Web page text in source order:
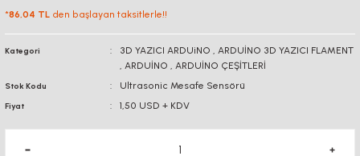
*86,04 TL den başlayan taksitlerle!!
Kategori 3D YAZICI ARDUiNO , ARDUİNO 3D YAZICI FLAMENT
, ARDUİNO , ARDUİNO ÇEŞİTLERİ
Stok Kodu Ultrasonic Mesafe Sensörü
Fiyat 1,50 USD + KDV